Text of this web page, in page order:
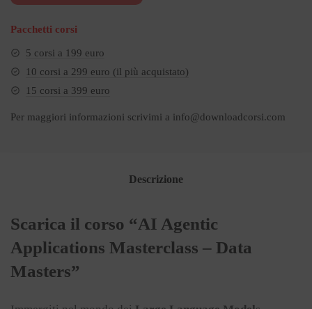
Pacchetti corsi
5 corsi a 199 euro
10 corsi a 299 euro (il più acquistato)
15 corsi a 399 euro
Per maggiori informazioni scrivimi a info@downloadcorsi.com
Descrizione
Scarica il corso “AI Agentic
Applications Masterclass – Data
Masters”